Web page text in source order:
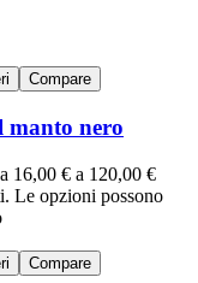
Compare
manto nero
16,00 € a 120,00 €
Le opzioni possono
Compare